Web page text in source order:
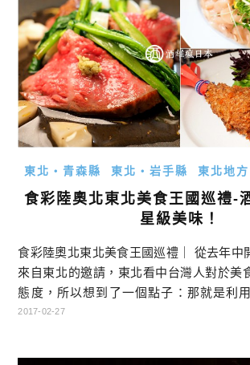
東北・青森縣 東北・岩手縣 東北地方
食彩陸奧北東北美食王國巡禮-
星級美味！
食彩陸奧北東北美食王國巡禮｜ 從去年中
來自東北的邀請，東北看中台灣人對於美
態度，所以想到了一個點子：那就是利
材，並請到知名的廚師來設計菜單，試圖
2017-02-27